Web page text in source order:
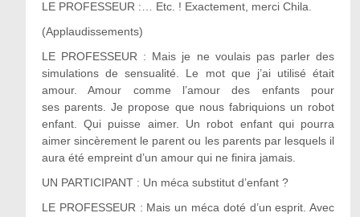
LE PROFESSEUR :… Etc. ! Exactement, merci Chila.
(Applaudissements)
LE PROFESSEUR : Mais je ne voulais pas parler des
simulations de sensualité. Le mot que j’ai utilisé était
amour. Amour comme l’amour des enfants pour
ses parents. Je propose que nous fabriquions un robot
enfant. Qui puisse aimer. Un robot enfant qui pourra
aimer sincèrement le parent ou les parents par lesquels il
aura été empreint d’un amour qui ne finira jamais.
UN PARTICIPANT : Un méca substitut d’enfant ?
LE PROFESSEUR : Mais un méca doté d’un esprit. Avec